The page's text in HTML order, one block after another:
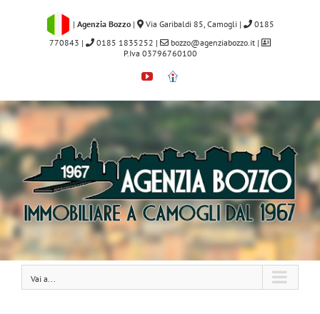
| Agenzia Bozzo | Via Garibaldi 85, Camogli |
0185
770843 | 0185 1835252 | bozzo@agenziabozzo.it|
P.Iva 03796760100
YouTube
Immobiliare.it
Vai a...